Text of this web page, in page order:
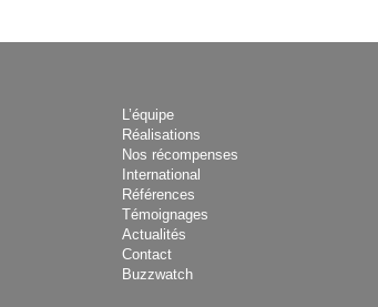
L’équipe
Réalisations
Nos récompenses
International
Références
Témoignages
Actualités
Contact
Buzzwatch